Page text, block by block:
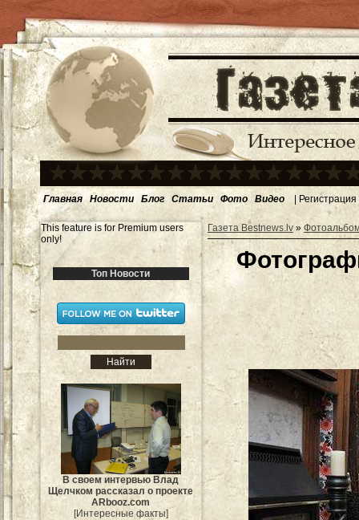
Главная Новости Блог Статьи Фото Видео | Регистрация
This feature is for Premium users
only!
Топ Новости
В своем интервью Влад
Щелчком рассказал о проекте
ARbooz.com
[Интересные факты]
Газета Bestnews.lv»